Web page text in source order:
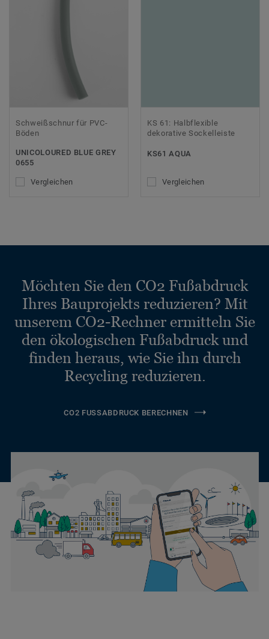
Schweißschnur für PVC-
Böden
UNICOLOURED BLUE GREY
0655
Vergleichen
KS 61: Halbflexible
dekorative Sockelleiste
KS61 AQUA
Vergleichen
Möchten Sie den CO2 Fußabdruck
Ihres Bauprojekts reduzieren? Mit
unserem CO2-Rechner ermitteln Sie
den ökologischen Fußabdruck und
finden heraus, wie Sie ihn durch
Recycling reduzieren.
CO2 FUSSABDRUCK BERECHNEN